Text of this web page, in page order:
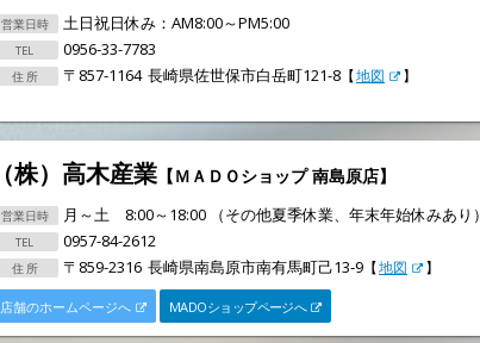
土日祝日休み：AM8:00～PM5:00
0956-33-7783
〒857-1164 長崎県佐世保市白岳町121-8 【地図 】
（株）高木産業 【ＭＡＤＯショップ 南島原店】
月～土 8:00～18:00 （その他夏季休業、年末年始休みあり）
0957-84-2612
〒859-2316 長崎県南島原市南有馬町己13‐9 【地図 】
店舗のホームページへ MADOショップページへ